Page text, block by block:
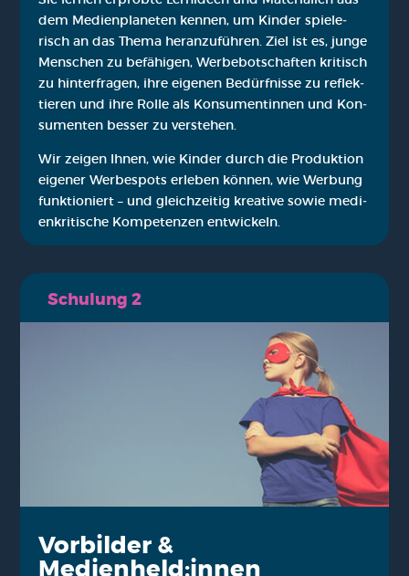
dem Medi­en­pla­ne­ten ken­nen, um Kin­der spie­le­
risch an das The­ma her­an­zu­füh­ren. Ziel ist es, jun­ge
Men­schen zu befä­hi­gen, Wer­be­bot­schaf­ten kri­tisch
zu hin­ter­fra­gen, ihre eige­nen Bedürf­nis­se zu reflek­
tie­ren und ihre Rol­le als Kon­su­men­tin­nen und Kon­
su­men­ten bes­ser zu ver­ste­hen.
Wir zei­gen Ihnen, wie Kin­der durch die Pro­duk­ti­on
eige­ner Wer­be­spots erle­ben kön­nen, wie Wer­bung
funk­tio­niert – und gleich­zei­tig krea­ti­ve sowie medi­
en­kri­ti­sche Kom­pe­ten­zen ent­wi­ckeln.
Schu­lung 2
Vor­bil­der &
Medienheld:innen